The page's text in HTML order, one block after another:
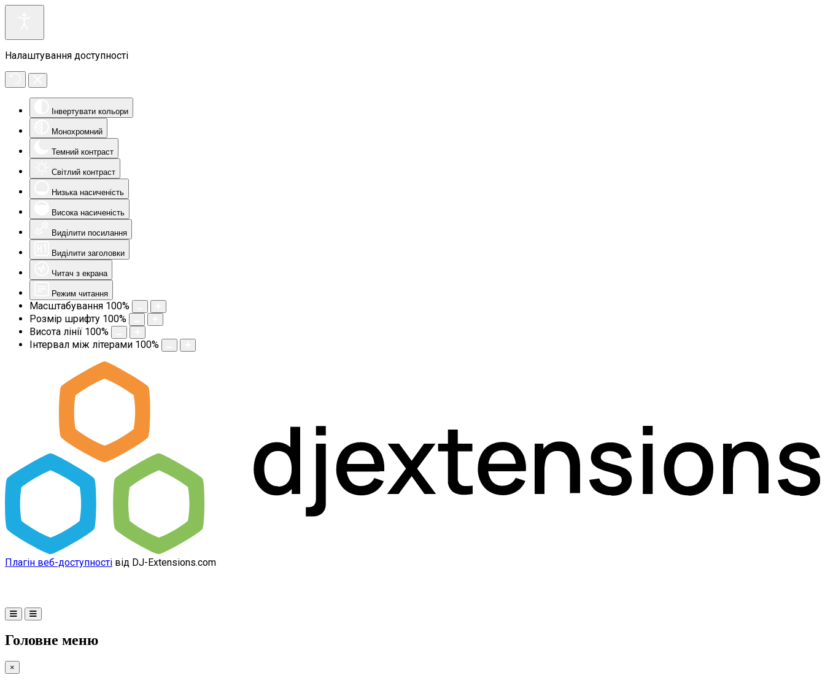
Налаштування доступності
Інвертувати кольори
Монохромний
Темний контраст
Світлий контраст
Низька насиченість
Висока насиченість
Виділити посилання
Виділити заголовки
Читач з екрана
Режим читання
Масштабування 100%
Розмір шрифту 100%
Висота лінії 100%
Інтервал між літерами 100%
Плагін веб-доступності від DJ-Extensions.com
Головне меню
×